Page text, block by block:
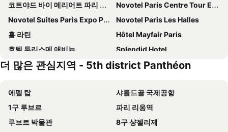
코트야드 바이 메리어트 파리 가르 드 리옹
Novotel Paris Centre Tour Eiffel
Novotel Suites Paris Expo Porte de Versailles
Novotel Paris Les Halles
홈 라틴
Hôtel Mayfair Paris
호텔 투리스메 애비뉴
Splendid Hotel
Auteuil Tour Eiffel
Princesse Caroline
오텔 라 콩테스
Mercure Paris Montparnasse Pasteur
Hotel Montparnasse Alesia
팀호텔 오페라 마들렌
드로잉 호텔
호텔 바캉스 블루 프로방스 오페라
더 많은 관심지역 - 5th district Panthéon
에펠 탑
샤를드골 국제공항
1구 루브르
파리 리옹역
루브르 박물관
8구 샹젤리제